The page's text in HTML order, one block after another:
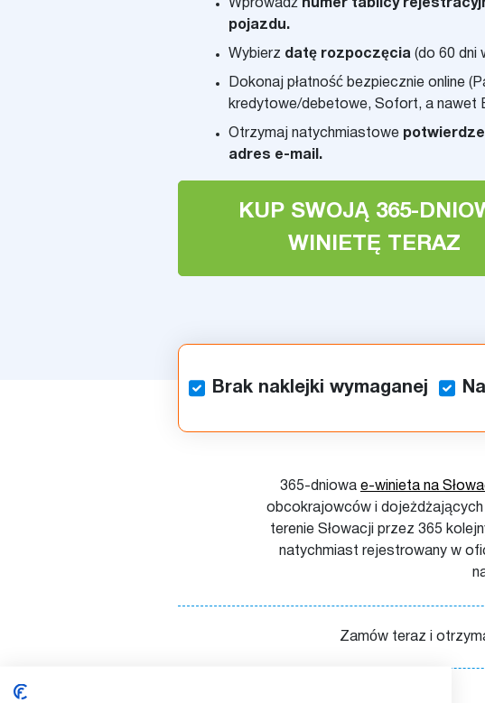
KUP SWOJĄ 365-
WINIETĘ TERAZ
Wprowadź numer tablicy
pojazdu.
Wybierz datę rozpoczęcia (do 60 dni
Dokonaj płatność bezpiecznie online
kredytowe/debetowe, Sofort, a nawet
Otrzymaj natychmiastowe
adres e-mail.
Brak naklejki wymaganej
365-dniowa e-winieta na
obcokrajowców i
terenie Słowacji przez 365
natychmiast rejestrowany w
Zamów teraz i